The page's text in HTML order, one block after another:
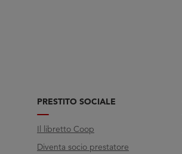
PRESTITO SOCIALE
Il libretto Coop
Diventa socio prestatore